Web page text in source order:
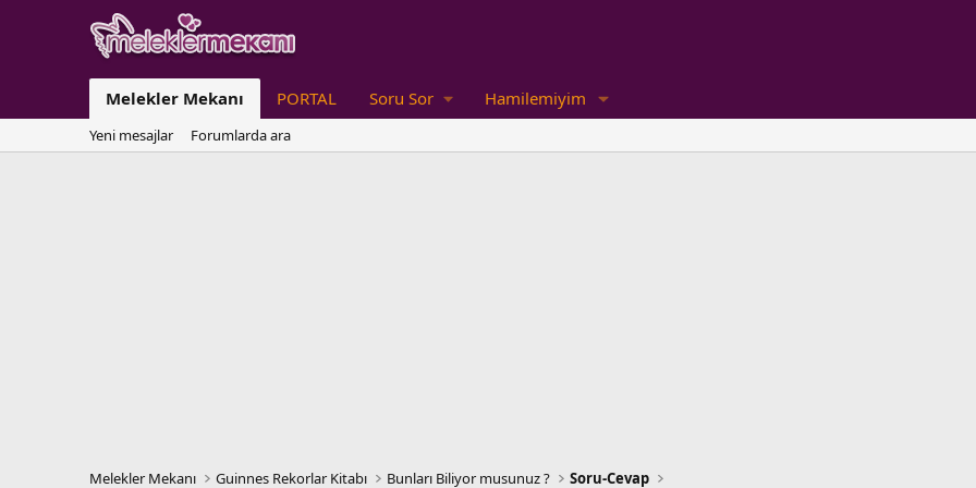
Melekler Mekanı PORTAL Soru Sor Hamilemiyim
Yeni mesajlar Forumlarda ara
Melekler Mekanı Guinnes Rekorlar Kitabı Bunları Biliyor musunuz ? Soru-Cevap